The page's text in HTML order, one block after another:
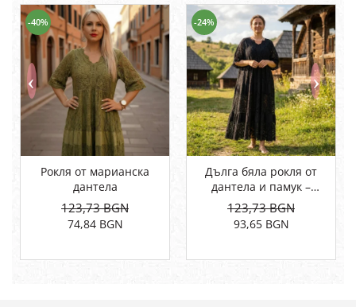
-40%
Рокля от марианска
дантела
123,73 BGN
74,84 BGN
-24%
Дълга бяла рокля от
дантела и памук –
елегантен, ефирен модел
123,73 BGN
93,65 BGN